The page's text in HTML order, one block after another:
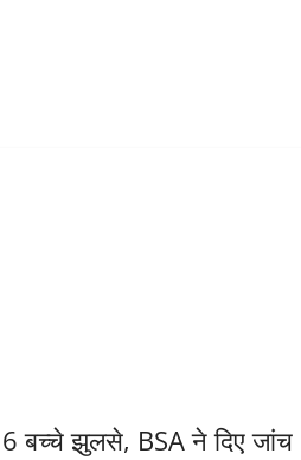
6 बच्चे झुलसे, BSA ने दिए जांच